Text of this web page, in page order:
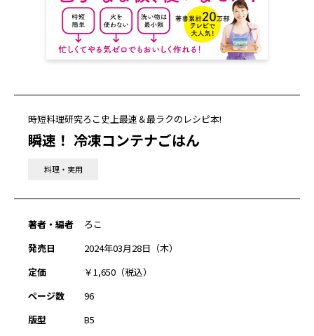
時短料理研究ろこ史上最速＆最ラクのレシピ本!
瞬速！ 冷凍コンテナごはん
料理・実用
著者・編者
ろこ
発売日
2024年03月28日（木）
定価
￥1,650（税込）
ページ数
96
版型
B5